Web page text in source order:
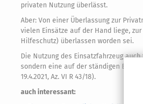
privaten Nutzung überlässt.
Aber: Von einer Überlassung zur
vielen Einsätze auf der Hand liege,
Hilfeschutz) überlassen worden sei.
Die Nutzung des Einsatzfahrzeug
sondern eine auf der ständigen
19.4.2021, Az. VI R 43/18).
auch interessant: